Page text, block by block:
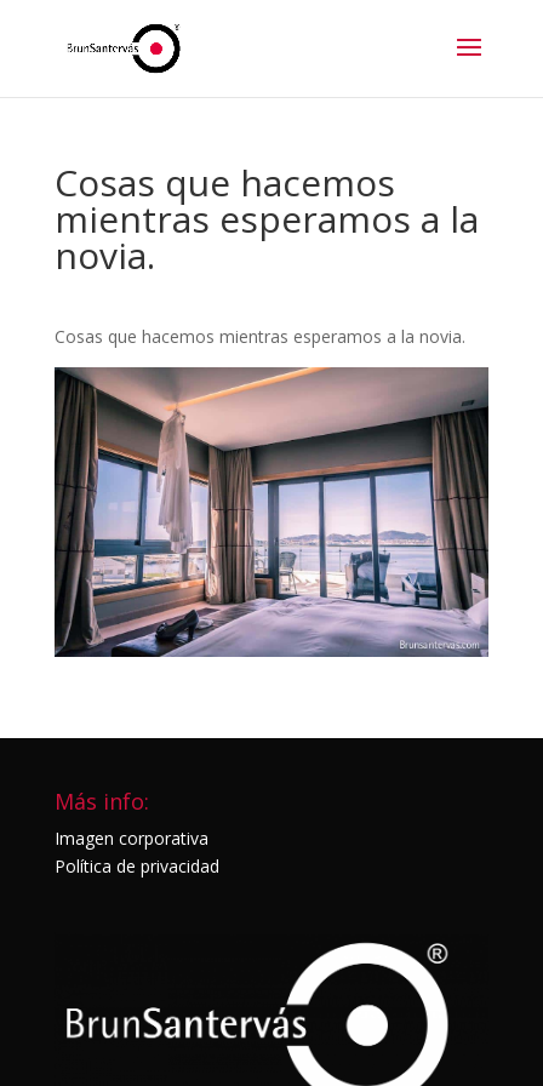
Cosas que hacemos
mientras esperamos a la
novia.
Cosas que hacemos mientras esperamos a la novia.
Más info:
Imagen corporativa
Política de privacidad